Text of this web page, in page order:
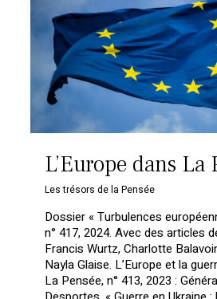
L’Europe dans La
Les trésors de la Pensée
Dossier « Turbulences
n° 417, 2024. Avec des articles
Francis Wurtz, Charlotte
Nayla Glaise. L’Europe et la
La Pensée, n° 413, 2023 :